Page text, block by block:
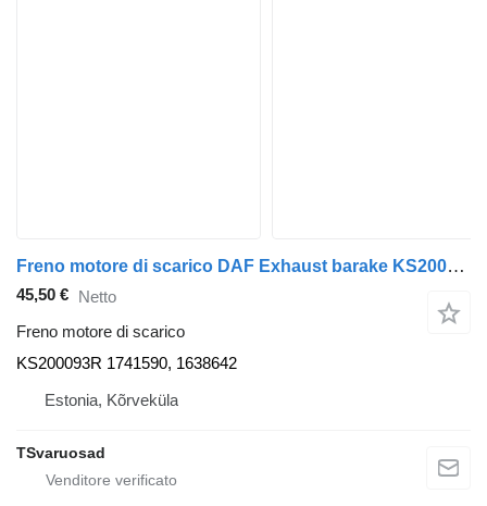
Freno motore di scarico DAF Exhaust barake KS200093R per trattore stradale DAF XF105-460
45,50 € Netto
Freno motore di scarico
KS200093R 1741590, 1638642
Estonia, Kõrveküla
TSvaruosad